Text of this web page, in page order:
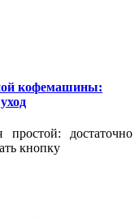
кофемашины:
простой: достаточно
кнопку